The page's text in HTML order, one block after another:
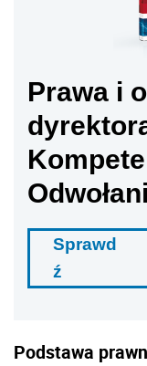
Prawa i
Sprawd
ź
Podstawa